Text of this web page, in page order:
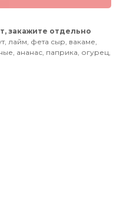
закажите отдельно
лайм, фета сыр, вакаме,
ананас, паприка, огурец,